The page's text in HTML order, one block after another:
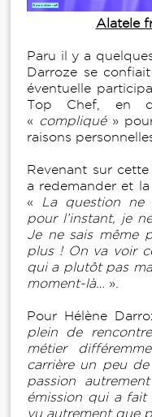
Alatele
Paru il y a
Darroze se
éventuelle
Top Chef, en
« compliqué»
raisons
Revenant sur
a redemander et
«
La question ne
pour l’instant, je
Je ne sais même
plus ! On va voir
qui a plutôt pas
moment-là… ».
Pour Hélène
plein de
métier
carrière un peu de
passion autrement
émission qui a
vu autrement que